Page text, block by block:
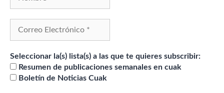
Seleccionar la(s) lista(s) a las que te quieres subscribir:
Resumen de publicaciones semanales en cuak
Boletín de Noticias Cuak